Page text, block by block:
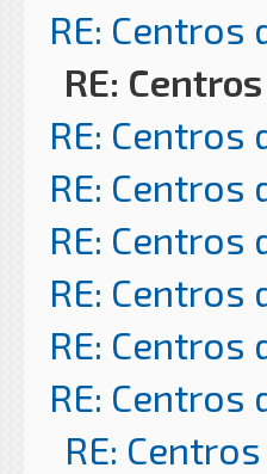
RE: Centros
RE:
RE: Centros
RE: Centros
RE: Centros
RE: Centros
RE: Centros
RE: Centros
RE: